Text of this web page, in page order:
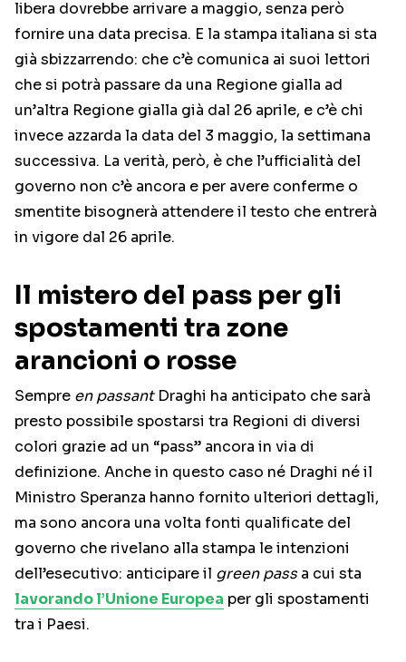
libera dovrebbe arrivare a maggio, senza però
fornire una data precisa. E la stampa italiana si sta
già sbizzarrendo: che c’è comunica ai suoi lettori
che si potrà passare da una Regione gialla ad
un’altra Regione gialla già dal 26 aprile, e c’è chi
invece azzarda la data del 3 maggio, la settimana
successiva. La verità, però, è che l’ufficialità del
governo non c’è ancora e per avere conferme o
smentite bisognerà attendere il testo che entrerà
in vigore dal 26 aprile.
Il mistero del pass per gli
spostamenti tra zone
arancioni o rosse
Sempre en passantDraghi ha anticipato che sarà
presto possibile spostarsi tra Regioni di diversi
colori grazie ad un “pass” ancora in via di
definizione. Anche in questo caso né Draghi né il
Ministro Speranza hanno fornito ulteriori dettagli,
ma sono ancora una volta fonti qualificate del
governo che rivelano alla stampa le intenzioni
dell’esecutivo: anticipare il green passa cui sta
lavorando l’Unione Europea per gli spostamenti
tra i Paesi.